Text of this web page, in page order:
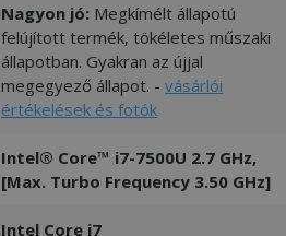
Nagyon jó: Megkímélt állapotú
felújított termék, tökéletes műszaki
állapotban. Gyakran az újjal
megegyező állapot. - vásárlói
értékelések és fotók
Intel® Core™ i7-7500U 2.7 GHz,
[Max. Turbo Frequency 3.50 GHz]
Intel Core i7